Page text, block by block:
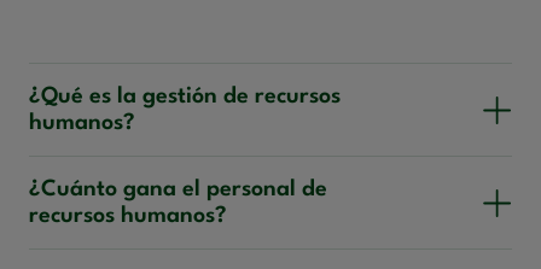
¿Qué es la gestión de recursos
humanos?
¿Cuánto gana el personal de
recursos humanos?